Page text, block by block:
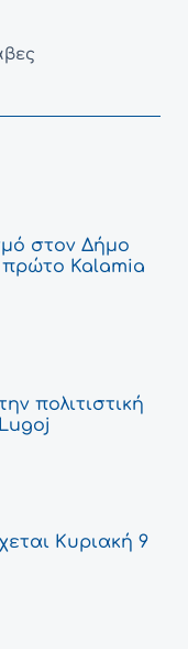
στον Δήμο
πρώτο Kalamia
πολιτιστική
Κυριακή 9